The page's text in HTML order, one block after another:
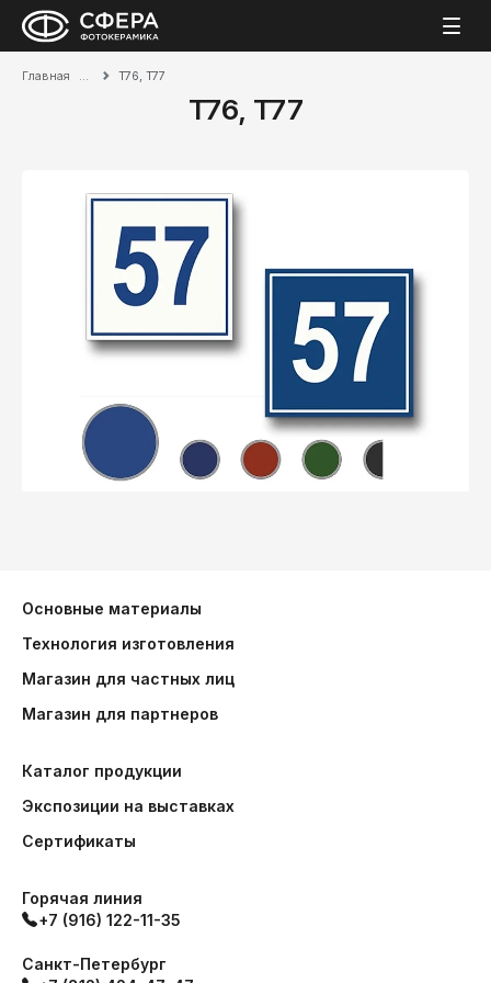
Главная T76, T77
T76, T77
Основные материалы
Технология изготовления
Магазин для частных лиц
Магазин для партнеров
Каталог продукции
Экспозиции на выставках
Сертификаты
Горячая линия
+7 (916) 122-11-35
Санкт-Петербург